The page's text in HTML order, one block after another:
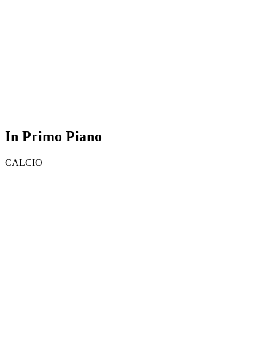
In Primo Piano
CALCIO